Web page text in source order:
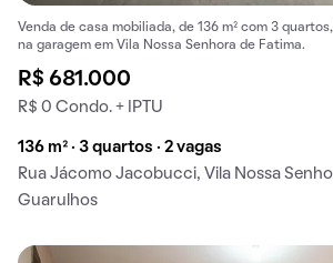
Venda de casa mobiliada, de 136 m² com 3
na garagem em Vila Nossa Senhora de Fatima.
R$ 681.000
R$ 0 Condo. + IPTU
136 m² · 3 quartos · 2 vagas
Rua Jácomo Jacobucci, Vila Nossa
Guarulhos